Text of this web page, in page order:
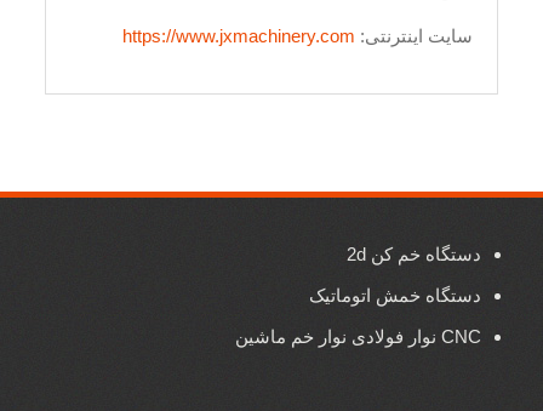
سایت اینترنتی: https://www.jxmachinery.com
دستگاه خم کن 2d
دستگاه خمش اتوماتیک
CNC نوار فولادی نوار خم ماشین